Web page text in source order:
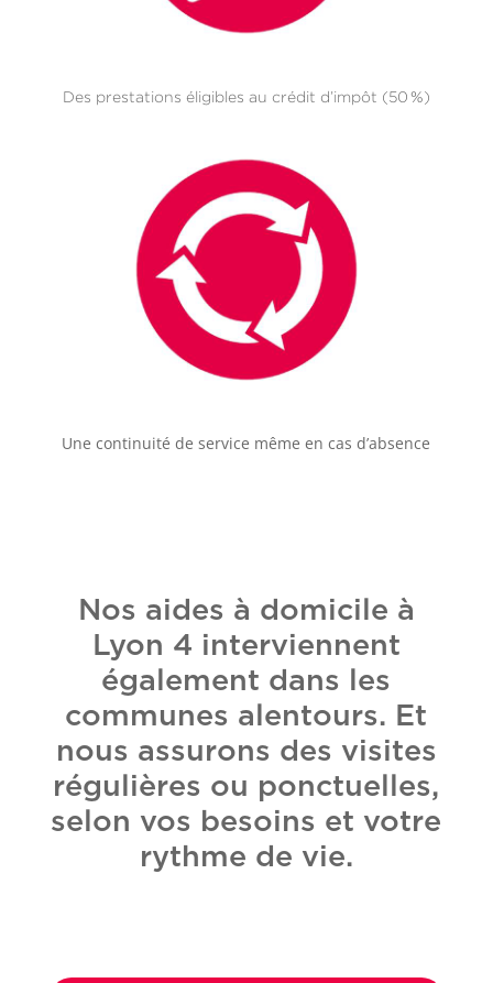
Des prestations éligibles au crédit d’impôt (50 %)
Une continuité de service même en cas d’absence
Nos aides à domicile à
Lyon 4 interviennent
également dans les
communes alentours. Et
nous assurons des visites
régulières ou ponctuelles,
selon vos besoins et votre
rythme de vie.